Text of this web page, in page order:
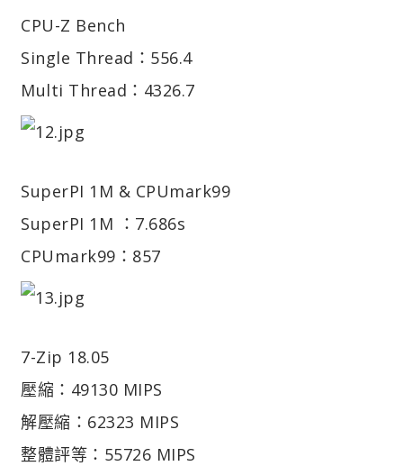
CPU-Z Bench
Single Thread：556.4
Multi Thread：4326.7
SuperPI 1M & CPUmark99
SuperPI 1M ：7.686s
CPUmark99：857
7-Zip 18.05
壓縮：49130 MIPS
解壓縮：62323 MIPS
整體評等：55726 MIPS